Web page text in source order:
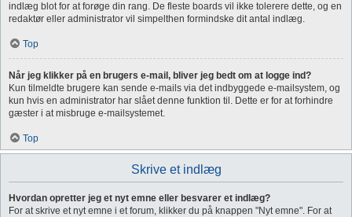
indlæg blot for at forøge din rang. De fleste boards vil ikke tolerere dette, og en
redaktør eller administrator vil simpelthen formindske dit antal indlæg.
Top
Når jeg klikker på en brugers e-mail, bliver jeg bedt om at logge ind?
Kun tilmeldte brugere kan sende e-mails via det indbyggede e-mailsystem, og
kun hvis en administrator har slået denne funktion til. Dette er for at forhindre
gæster i at misbruge e-mailsystemet.
Top
Skrive et indlæg
Hvordan opretter jeg et nyt emne eller besvarer et indlæg?
For at skrive et nyt emne i et forum, klikker du på knappen "Nyt emne". For at